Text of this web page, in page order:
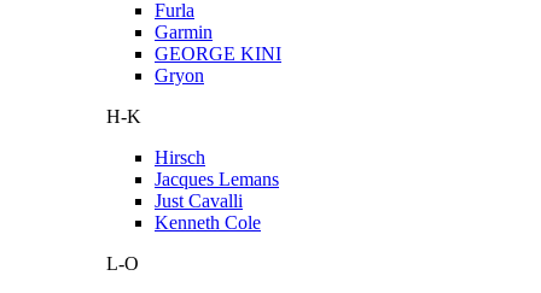
Furla
Garmin
GEORGE KINI
Gryon
H-K
Hirsch
Jacques Lemans
Just Cavalli
Kenneth Cole
L-O